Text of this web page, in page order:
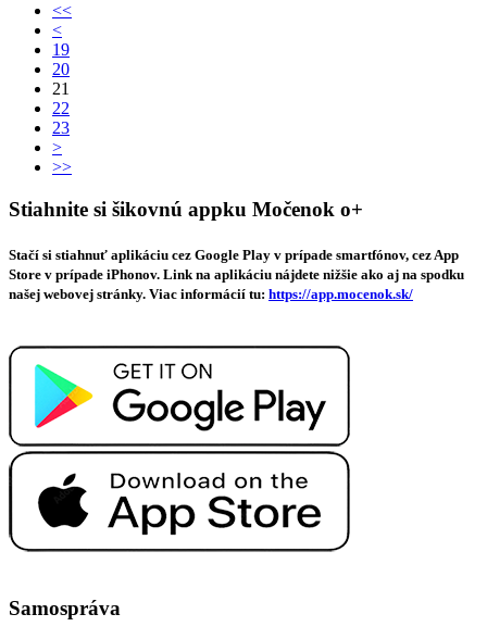
<<
<
19
20
21
22
23
>
>>
Stiahnite si šikovnú appku Močenok o+
Stačí si stiahnuť aplikáciu cez Google Play v prípade smartfónov, cez App
Store v prípade iPhonov. Link na aplikáciu nájdete nižšie ako aj na spodku
našej webovej stránky. Viac informácií tu: https://app.mocenok.sk/
Samospráva